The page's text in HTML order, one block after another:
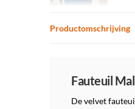
Productomschrijving
Fauteuil
De velvet